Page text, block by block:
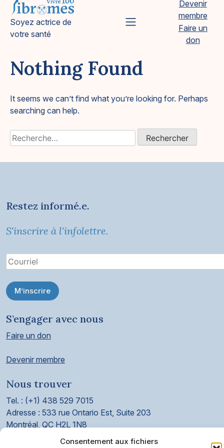
Consentement aux fichiers
Skip
content
Vivre 100 Fibromes
Soyez actrice de
votre santé
Primary Menu
Devenir
membre
Faire un
don
Nothing Found
It seems we can’t find what you’re looking for. Perhaps
searching can help.
Rechercher :
Restez informé.e.
S'inscrire à l'infolettre.
M’inscrire
S’engager avec nous
Faire un don
Devenir membre
Nous trouver
Tel. : (+1) 438 529 7015
Adresse : 533 rue Ontario Est, Suite 203
Montréal, QC H2L 1N8